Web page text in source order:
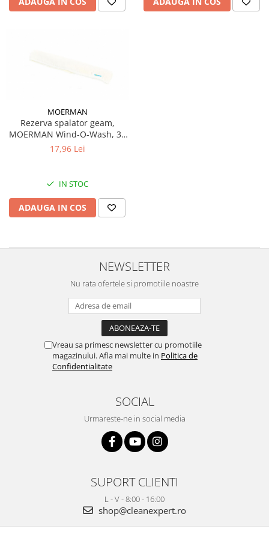
Pamatuf praf
Pulverizatoare profesionale
Sisteme mopuri preimpregnate
Sistem unica folosinta
Uscatoare maini
MOERMAN
Rezerva spalator geam,
MOERMAN Wind-O-Wash, 35
cm
17,96 Lei
IN STOC
ADAUGA IN COS
NEWSLETTER
Nu rata ofertele si promotiile noastre
Vreau sa primesc newsletter cu promotiile
magazinului. Afla mai multe in Politica de
Confidentialitate
SOCIAL
Urmareste-ne in social media
SUPORT CLIENTI
L - V - 8:00 - 16:00
shop@cleanexpert.ro